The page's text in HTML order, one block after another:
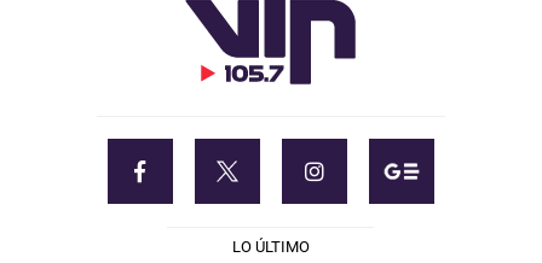
LO ÚLTIMO